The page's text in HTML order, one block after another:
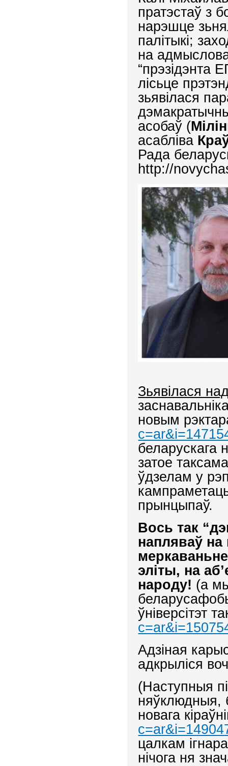
пратэстаў з
нарэшце
палітыкі;
на
“прэзідэнта
лісьце
зьявілася
асобаў (
асабліва
Рада
http://
Зьявілася
новым
беларускага
затое
ўдзелам у
прынцыпаў.
Вось так
напляваў
эліты, на
народу! (а
ўніверсітэт
Адзіная
адкрыліся
(Наступныя
няўклюдныя,
новага
цалкам
нічога ня